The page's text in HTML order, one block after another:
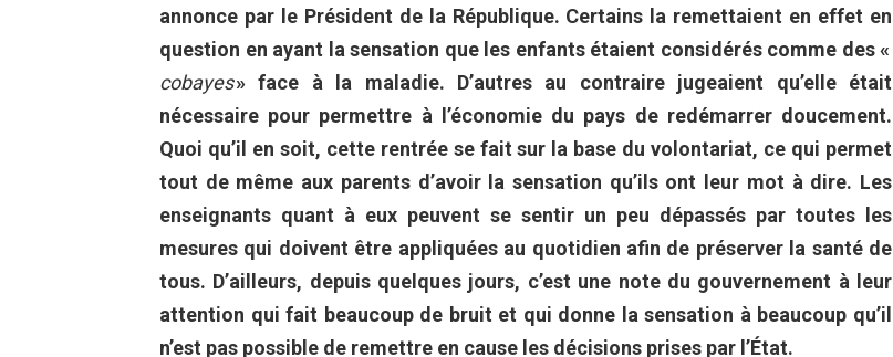
annonce par le Président de la République. Certains la remettaient en effet en
question en ayant la sensation que les enfants étaient considérés comme des «
cobayes» face à la maladie. D’autres au contraire jugeaient qu’elle était
nécessaire pour permettre à l’économie du pays de redémarrer doucement.
Quoi qu’il en soit, cette rentrée se fait sur la base du volontariat, ce qui permet
tout de même aux parents d’avoir la sensation qu’ils ont leur mot à dire. Les
enseignants quant à eux peuvent se sentir un peu dépassés par toutes les
mesures qui doivent être appliquées au quotidien afin de préserver la santé de
tous. D’ailleurs, depuis quelques jours, c’est une note du gouvernement à leur
attention qui fait beaucoup de bruit et qui donne la sensation à beaucoup qu’il
n’est pas possible de remettre en cause les décisions prises par l’État.